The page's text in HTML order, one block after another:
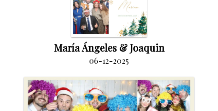
María Ángeles & Joaquin
06-12-2025